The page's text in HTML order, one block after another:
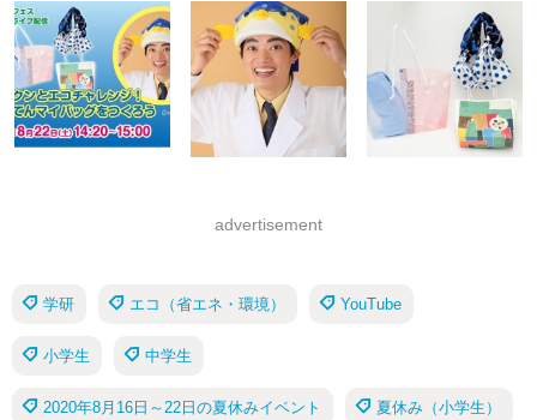
advertisement
学研 エコ（省エネ・環境） YouTube
小学生 中学生
2020年8月16日～22日の夏休みイベント 夏休み（小学生）